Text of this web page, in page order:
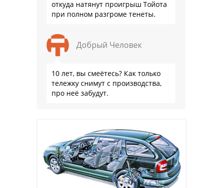
откуда натянут проигрыш Тойота
при полном разгроме тенеты.
Добрый Человек
10 лет, вы смеётесь? Как только
тележку снимут с производства,
про неё забудут.